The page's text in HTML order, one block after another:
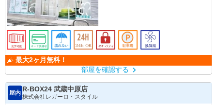
最大2ヶ月無料！
部屋を確認する
屋内
R-BOX24 武蔵中原店
株式会社レガーロ・スタイル